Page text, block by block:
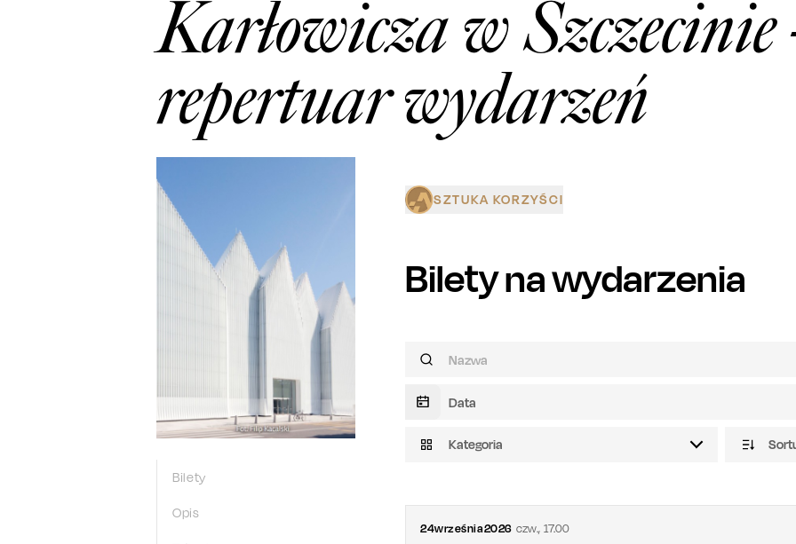
Karłowicza w Szczecinie
repertuar wydarzeń
Bilety
Opis
SZTUKA KORZYŚCI
Bilety na wydarzenia
Kategoria
24września2026 czw., 17.00